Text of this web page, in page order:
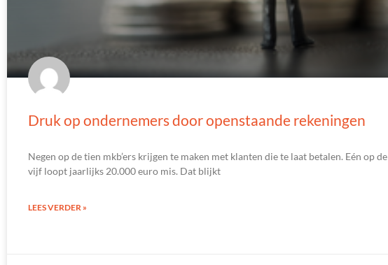
Druk op ondernemers door openstaande rekeningen
Negen op de tien mkb’ers krijgen te maken met klanten die te laat betalen. Eén op de
vijf loopt jaarlijks 20.000 euro mis. Dat blijkt
LEES VERDER »